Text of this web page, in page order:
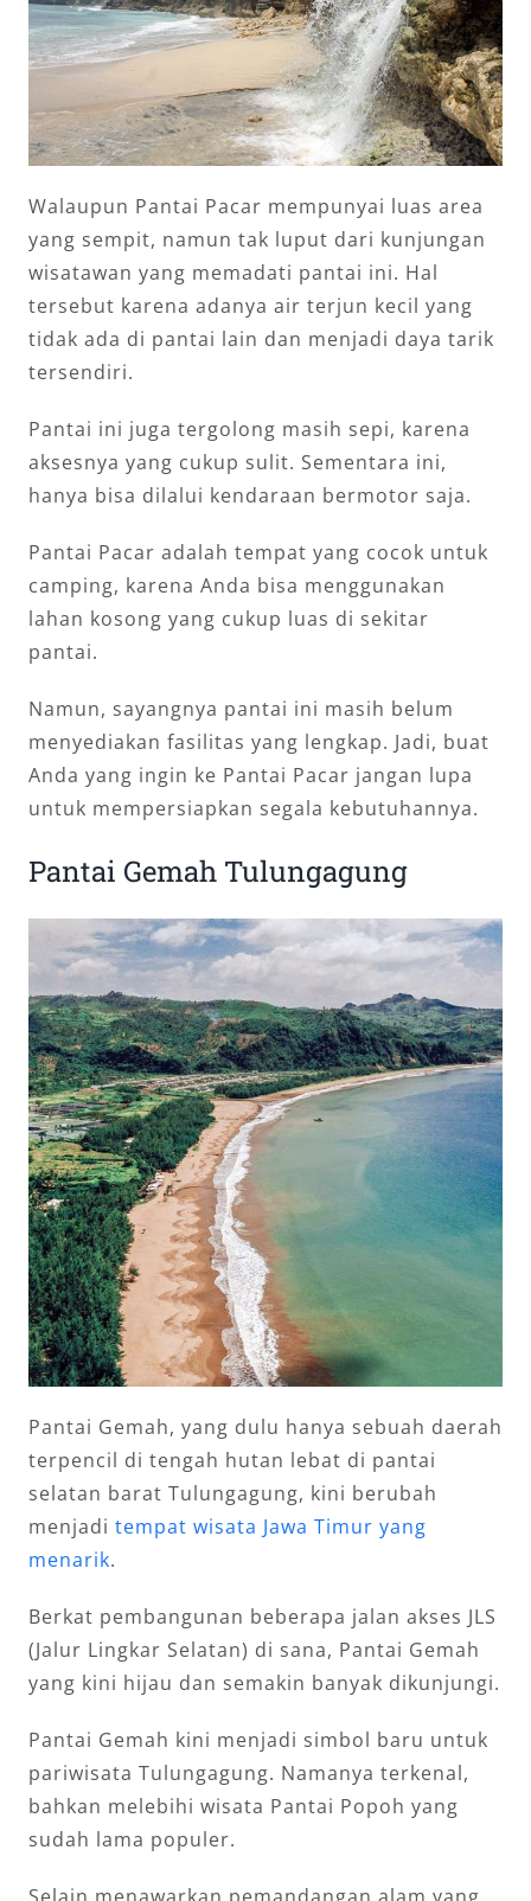
Walaupun Pantai Pacar mempunyai luas area
yang sempit, namun tak luput dari kunjungan
wisatawan yang memadati pantai ini. Hal
tersebut karena adanya air terjun kecil yang
tidak ada di pantai lain dan menjadi daya tarik
tersendiri.
Pantai ini juga tergolong masih sepi, karena
aksesnya yang cukup sulit. Sementara ini,
hanya bisa dilalui kendaraan bermotor saja.
Pantai Pacar adalah tempat yang cocok untuk
camping, karena Anda bisa menggunakan
lahan kosong yang cukup luas di sekitar
pantai.
Namun, sayangnya pantai ini masih belum
menyediakan fasilitas yang lengkap. Jadi, buat
Anda yang ingin ke Pantai Pacar jangan lupa
untuk mempersiapkan segala kebutuhannya.
Pantai Gemah Tulungagung
Pantai Gemah, yang dulu hanya sebuah daerah
terpencil di tengah hutan lebat di pantai
selatan barat Tulungagung, kini berubah
menjadi tempat wisata Jawa Timur yang
menarik.
Berkat pembangunan beberapa jalan akses JLS
(Jalur Lingkar Selatan) di sana, Pantai Gemah
yang kini hijau dan semakin banyak dikunjungi.
Pantai Gemah kini menjadi simbol baru untuk
pariwisata Tulungagung. Namanya terkenal,
bahkan melebihi wisata Pantai Popoh yang
sudah lama populer.